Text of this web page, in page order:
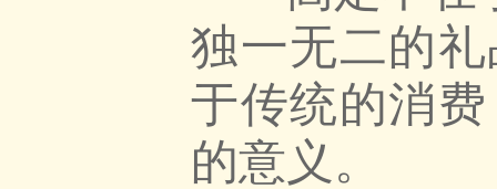
独一无二的
于传统的消
的意义。